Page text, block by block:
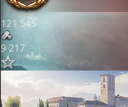
121 545
9 217